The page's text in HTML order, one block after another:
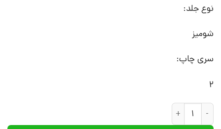
نوع جلد:
شومیز
سری چاپ:
2
کتاب راز و رمز سلامتی | انتشارات کلام عدد